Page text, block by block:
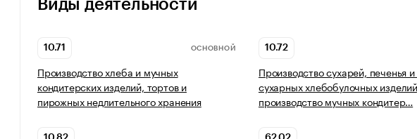
Виды деятельности
10.71 ОСНОВНОЙ
Производство хлеба и мучных
кондитерских изделий, тортов и
пирожных недлительного хранения
10.72
Производство сухарей, печенья
сухарных хлебобулочных
производство мучных кондитер…